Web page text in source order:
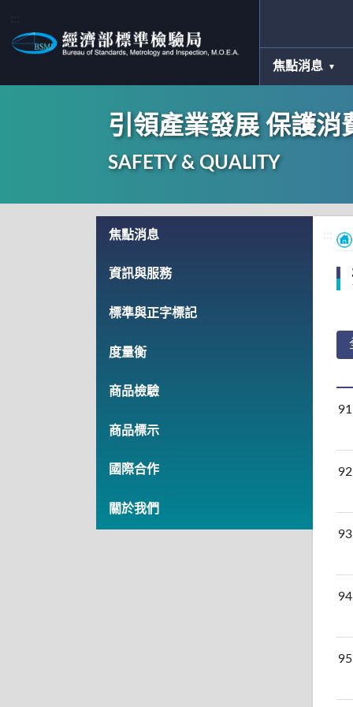
焦點消息
引領產業發展 保護消
SAFETY & QUALITY
焦點消息
資訊與服務
標準與正字標記
度量衡
商品檢驗
商品標示
國際合作
關於我們
91
92
93
94
95